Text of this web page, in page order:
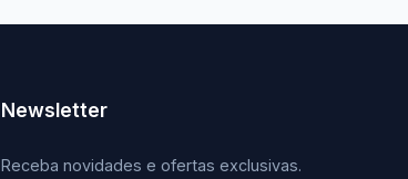
Newsletter
Receba novidades e ofertas exclusivas.